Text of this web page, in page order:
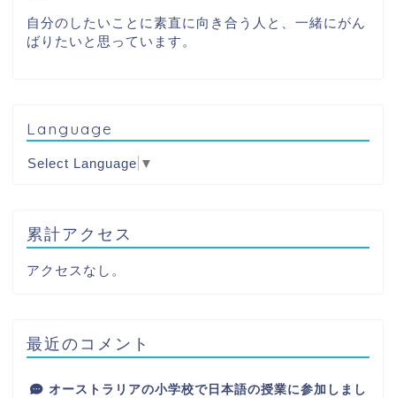
自分のしたいことに素直に向き合う人と、一緒にがん
ばりたいと思っています。
Language
Select Language ▼
累計アクセス
アクセスなし。
最近のコメント
オーストラリアの小学校で日本語の授業に参加しまし